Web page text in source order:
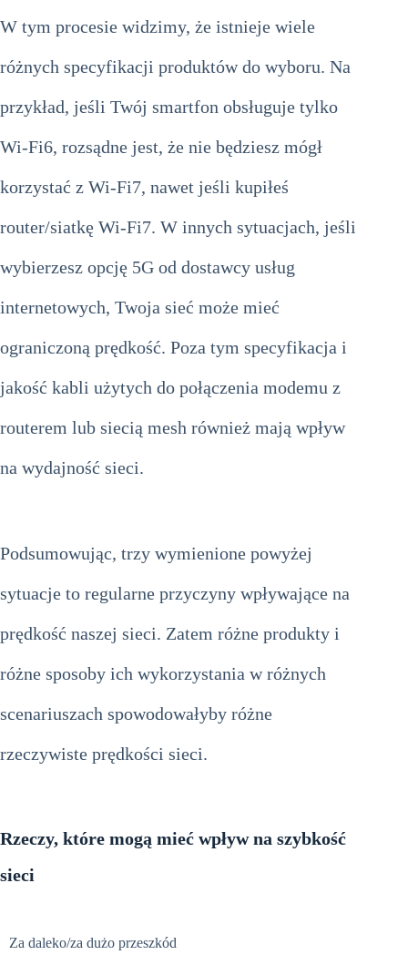
W tym procesie widzimy, że istnieje wiele
różnych specyfikacji produktów do wyboru. Na
przykład, jeśli Twój smartfon obsługuje tylko
Wi-Fi6, rozsądne jest, że nie będziesz mógł
korzystać z Wi-Fi7, nawet jeśli kupiłeś
router/siatkę Wi-Fi7. W innych sytuacjach, jeśli
wybierzesz opcję 5G od dostawcy usług
internetowych, Twoja sieć może mieć
ograniczoną prędkość. Poza tym specyfikacja i
jakość kabli użytych do połączenia modemu z
routerem lub siecią mesh również mają wpływ
na wydajność sieci.
Podsumowując, trzy wymienione powyżej
sytuacje to regularne przyczyny wpływające na
prędkość naszej sieci. Zatem różne produkty i
różne sposoby ich wykorzystania w różnych
scenariuszach spowodowałyby różne
rzeczywiste prędkości sieci.
Rzeczy, które mogą mieć wpływ na szybkość
sieci
Za daleko/za dużo przeszkód